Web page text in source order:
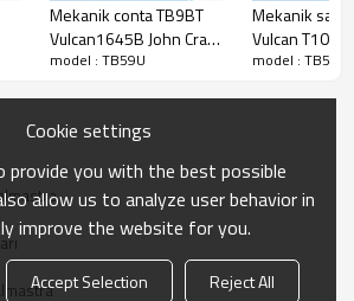
Mekanik conta TB9BT
Vulcan1645B John Crane
9BT Aesseal M06
model : TB59U
Mekanik
Vulcan T109B
Crane T9B
model : TB59U
Cookie settings
provide you with the best possible
allow us to analyze user behavior in
improve the website for you.
Accept Selection Reject All